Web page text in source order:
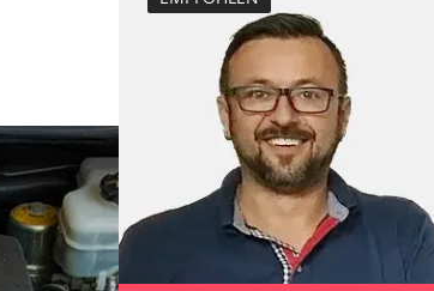
Injektoren einstellen
Kodierung der
Lamdasonde anlernen
Servicerückstellung
Turbolader
Zurücksetzen der